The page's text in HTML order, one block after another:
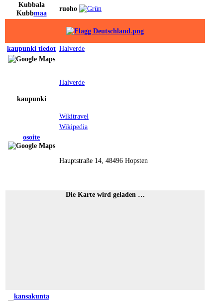
Kubbala
Kubbmaa
ruoho
kaupunki tiedot Halverde
kaupunki
Halverde
Wikitravel
Wikipedia
osoite
Hauptstraße 14, 48496 Hopsten
Die Karte wird geladen …
kansakunta